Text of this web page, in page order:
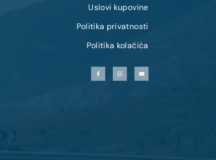
Uslovi kupovine
Politika privatnosti
Politika kolačića